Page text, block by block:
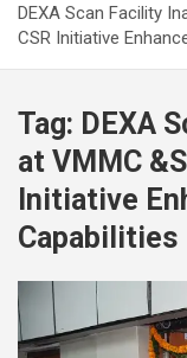
DEXA Scan Facility
CSR Initiative
Tag: DEXA
at VMMC
Initiative
Capabilities